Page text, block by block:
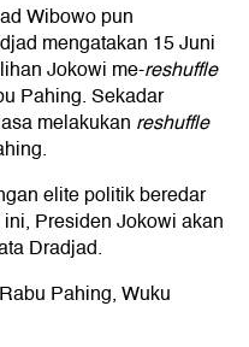
Wibowo pun
mengatakan 15 Juni
Jokowi me-reshuffle
Pahing. Sekadar
melakukan reshuffle
elite politik beredar
Presiden Jokowi akan
Dradjad.
Pahing, Wuku